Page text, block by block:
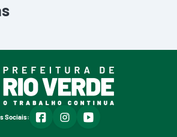
Sociais: facebookinstagramyoutube